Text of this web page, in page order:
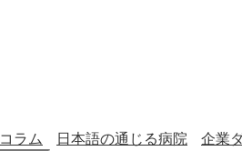
コラム 日本語の通じる病院 企業